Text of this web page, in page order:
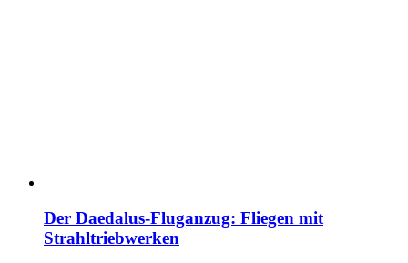
Der Daedalus-Fluganzug: Fliegen mit
Strahltriebwerken